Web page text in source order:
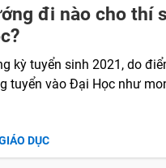
đi nào cho thí
kỳ tuyển sinh 2021, do
tuyển vào Đại Học như
DỤC